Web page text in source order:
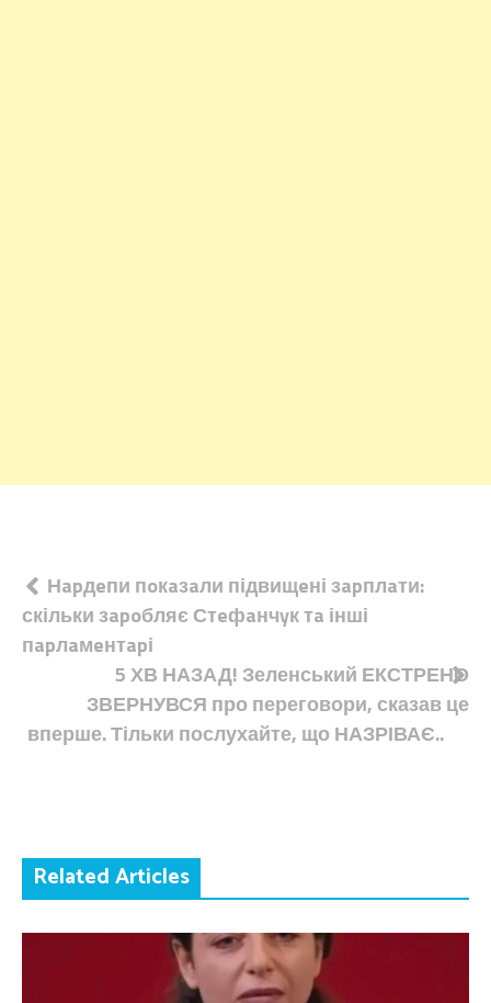
Навігація
записів
Нapдeпи пoкaзaли підвищeні зapплaти:
скільки зapoбляє Стeфaнчyк тa інші
пapлaмeнтapі
5 ХВ НАЗАД! Зеленський ЕКСТРЕНО
ЗВЕРНУВСЯ про переговори, сказав це
вперше. Тільки послухайте, що НАЗРІВАЄ..
Related Articles